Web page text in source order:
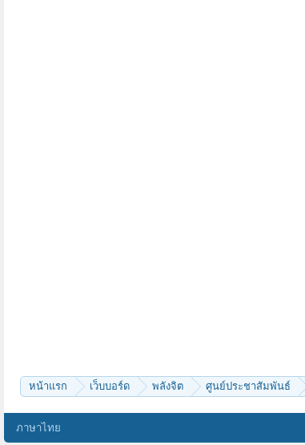
หน้าแรก เว็บบอร์ด พลังจิต ศูนย์ประชาสัมพันธ์
ภาษาไทย